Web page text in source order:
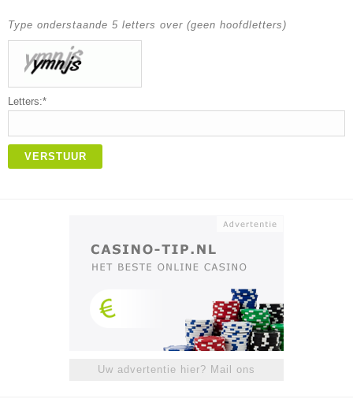
Type onderstaande 5 letters over (geen hoofdletters)
Letters:*
VERSTUUR
Uw advertentie hier? Mail ons